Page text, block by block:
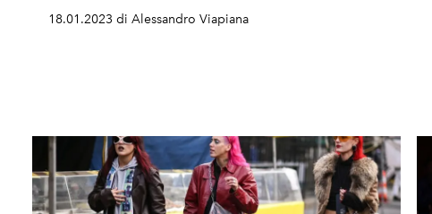
18.01.2023 di Alessandro Viapiana